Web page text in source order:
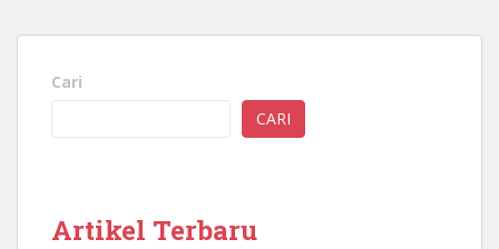
Cari
CARI
Artikel Terbaru